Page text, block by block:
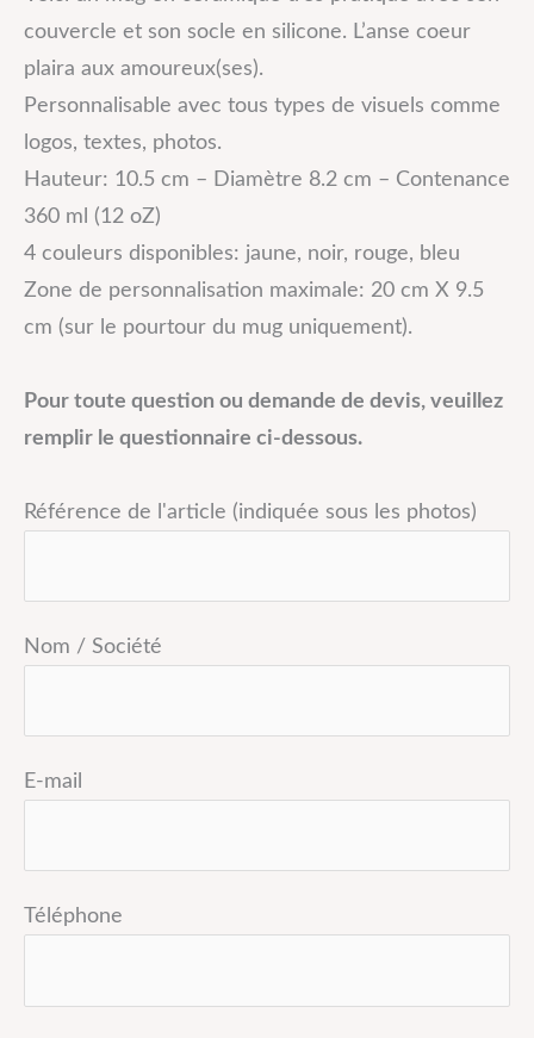
couvercle et son socle en silicone. L’anse coeur
plaira aux amoureux(ses).
Personnalisable avec tous types de visuels comme
logos, textes, photos.
Hauteur: 10.5 cm – Diamètre 8.2 cm – Contenance
360 ml (12 oZ)
4 couleurs disponibles: jaune, noir, rouge, bleu
Zone de personnalisation maximale: 20 cm X 9.5
cm (sur le pourtour du mug uniquement).
Pour toute question ou demande de devis, veuillez
remplir le questionnaire ci-dessous.
Référence de l'article (indiquée sous les photos)
Nom / Société
E-mail
Téléphone